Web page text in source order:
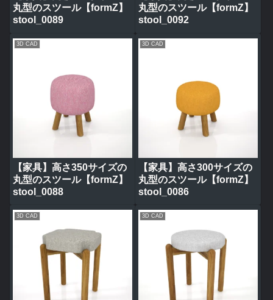
丸型のスツール【formZ】
stool_0089
丸型のスツール【formZ】
stool_0092
3D CAD
【家具】高さ350サイズの
丸型のスツール【formZ】
stool_0088
3D CAD
【家具】高さ300サイズの
丸型のスツール【formZ】
stool_0086
3D CAD 3D CAD